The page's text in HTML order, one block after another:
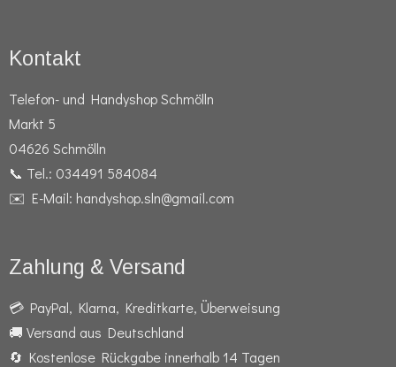
Kontakt
Telefon- und Handyshop Schmölln
Markt 5
04626 Schmölln
📞 Tel.: 034491 584084
✉️ E-Mail: handyshop.sln@gmail.com
Zahlung & Versand
💳 PayPal, Klarna, Kreditkarte, Überweisung
🚚 Versand aus Deutschland
🔄 Kostenlose Rückgabe innerhalb 14 Tagen